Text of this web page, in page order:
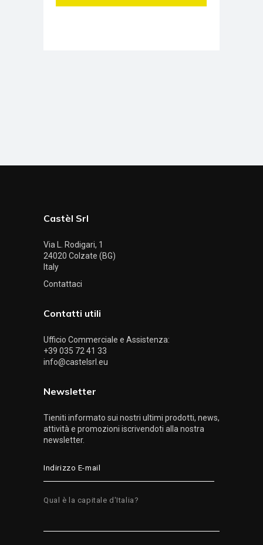
Castèl Srl
Via L. Rodigari, 1
24020 Colzate (BG)
Italy
Contattaci
Contatti utili
Ufficio Commerciale e Assistenza:
+39 035 72 41 33
info@castelsrl.eu
Newsletter
Tieniti informato sui nostri ultimi prodotti, news,
attività e promozioni iscrivendoti alla nostra
newsletter.
Qual è la capitale d'Italia?